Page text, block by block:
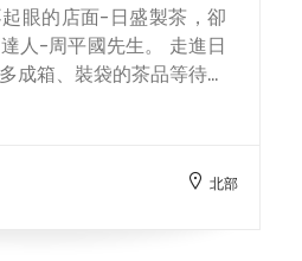
眼的店面-日盛製茶，卻
人-周平國先生。 走進日
成箱、裝袋的茶品等待出
拓眼界的經營者，正是第
生。 周平國先生繼承了父北部